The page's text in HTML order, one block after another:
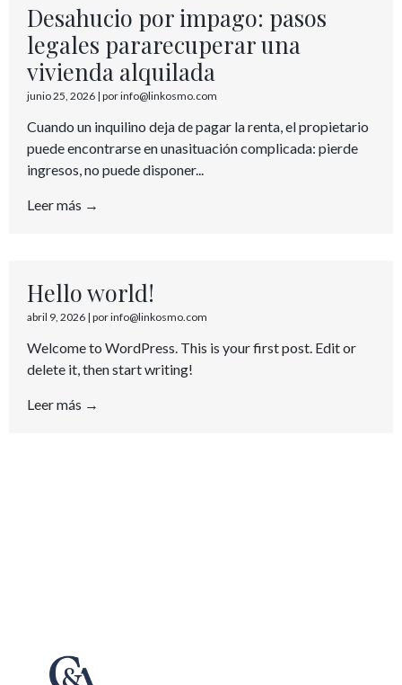
Desahucio por impago: pasos
legales pararecuperar una
vivienda alquilada
junio 25, 2026 | por info@linkosmo.com
Cuando un inquilino deja de pagar la renta, el propietario
puede encontrarse en unasituación complicada: pierde
ingresos, no puede disponer...
Leer más →
Hello world!
abril 9, 2026 | por info@linkosmo.com
Welcome to WordPress. This is your first post. Edit or
delete it, then start writing!
Leer más →